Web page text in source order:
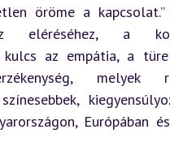
öröme a kapcsolat.”
eléréséhez, a
kulcs az empátia, a
melyek
Európában